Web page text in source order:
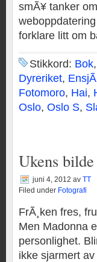
smÃ¥ tanker
forklare litt om
Stikkord: Bok,
Dyreriket,
Fotomoro, Hai,
Oslo, Oslo S,
Ukens
juni 4, 2012 av TT
Filed under Fotografi
FrÃ¸ken fres,
Men Madonna
personlighet.
ikke sjarmert